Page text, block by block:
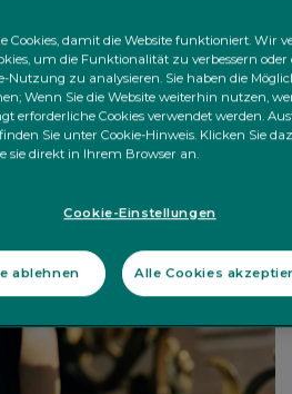
Cookies, damit die Website funktioniert. Wir
um die Funktionalität zu verbessern
Nutzung zu analysieren. Sie haben die
Wenn Sie die Website weiterhin nutzen,
erforderliche Cookies verwendet werden.
Sie unter Cookie-Hinweis. Klicken Sie
sie direkt in Ihrem Browser an.
Cookie-Einstellungen
ablehnen Alle Cookies